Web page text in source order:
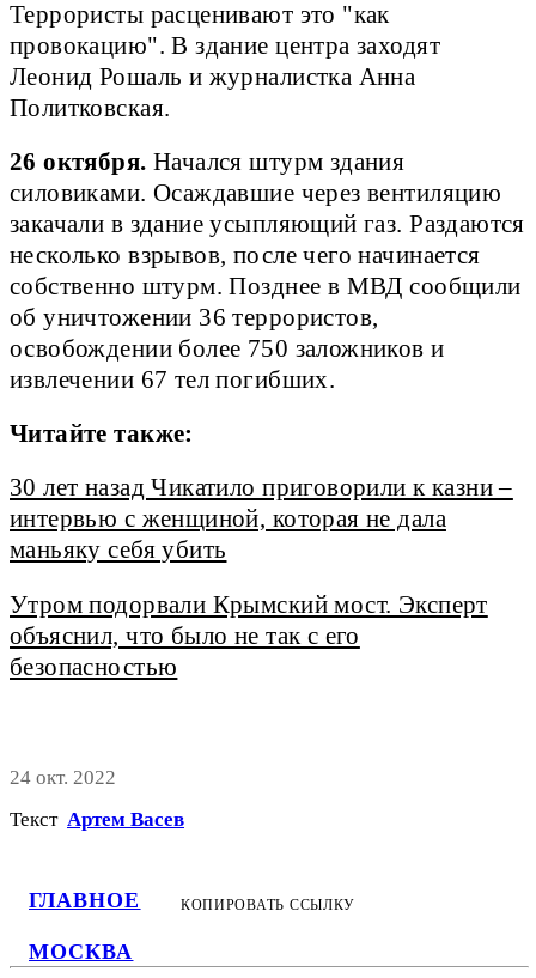
ГЛАВНОЕ
МОСКВА
Террористы расценивают это "как
провокацию". В здание центра заходят
Леонид Рошаль и журналистка Анна
Политковская.
26 октября. Начался штурм здания
силовиками. Осаждавшие через вентиляцию
закачали в здание усыпляющий газ. Раздаются
несколько взрывов, после чего начинается
собственно штурм. Позднее в МВД сообщили
об уничтожении 36 террористов,
освобождении более 750 заложников и
извлечении 67 тел погибших.
Читайте также:
30 лет назад Чикатило приговорили к казни –
интервью с женщиной, которая не дала
маньяку себя убить
Утром подорвали Крымский мост. Эксперт
объяснил, что было не так с его
безопасностью
24 окт. 2022
Текст Артем Васев
КОПИРОВАТЬ ССЫЛКУ